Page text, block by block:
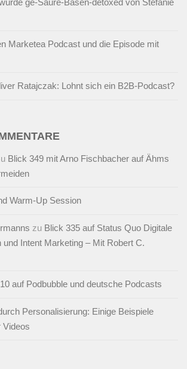
Marketea Podcast und die Episode mit
Ratajczak: Lohnt sich ein B2B-Podcast?
Blick 349 mit Arno Fischbacher auf Ähms
Warm-Up Session
zu Blick 335 auf Status Quo Digitale
Intent Marketing – Mit Robert C.
auf Podbubble und deutsche Podcasts
Personalisierung: Einige Beispiele
Videos